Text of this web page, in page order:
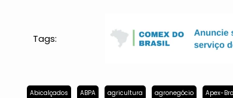
Tags:
Abicalçados ABPA agricultura agronegócio Apex-